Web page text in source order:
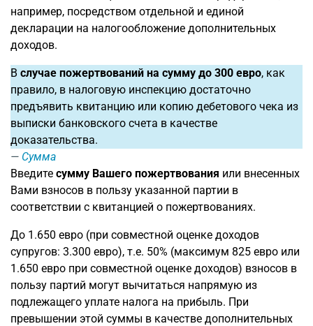
например, посредством отдельной и единой
декларации на налогообложение дополнительных
доходов.
В случае пожертвований на сумму до 300 евро, как
правило, в налоговую инспекцию достаточно
предъявить квитанцию или копию дебетового чека из
выписки банковского счета в качестве
доказательства.
Сумма
Введите сумму Вашего пожертвования или внесенных
Вами взносов в пользу указанной партии в
соответствии с квитанцией о пожертвованиях.
До 1.650 евро (при совместной оценке доходов
супругов: 3.300 евро), т.е. 50% (максимум 825 евро или
1.650 евро при совместной оценке доходов) взносов в
пользу партий могут вычитаться напрямую из
подлежащего уплате налога на прибыль. При
превышении этой суммы в качестве дополнительных